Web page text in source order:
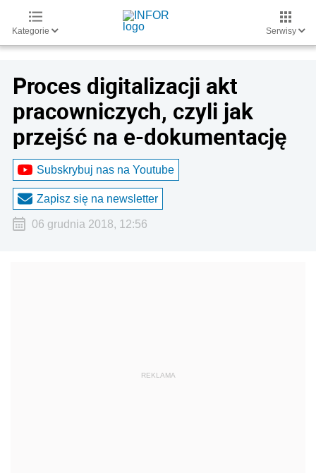
Kategorie Serwisy
Proces digitalizacji akt
pracowniczych, czyli jak
przejść na e-dokumentację
Subskrybuj nas na Youtube
Zapisz się na newsletter
06 grudnia 2018, 12:56